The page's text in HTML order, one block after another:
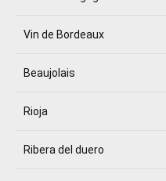
Vin de Bordeaux
Beaujolais
Rioja
Ribera del duero